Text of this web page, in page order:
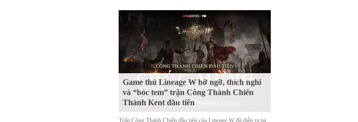
Game thủ Lineage W bỡ ngỡ, thích nghi
và “bóc tem” trận Công Thành Chiến
Thành Kent đầu tiên
Trận Công Thành Chiến đầu tiên của Lineage W đã diễn ra tại